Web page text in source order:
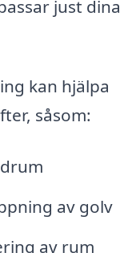
just dina
kan hjälpa
såsom:
av golv
av rum